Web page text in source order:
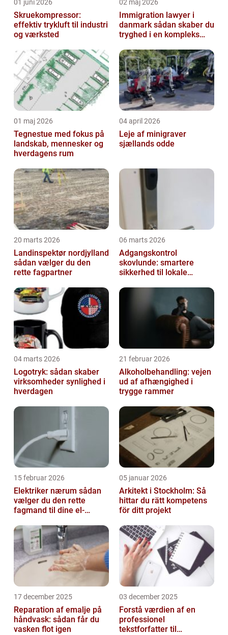
01 juni 2026
Skruekompressor:
effektiv trykluft til industri
og værksted
02 maj 2026
Immigration lawyer i
danmark sådan skaber du
tryghed i en kompleks
01 maj 2026
Tegnestue med fokus på
landskab, mennesker og
hverdagens rum
04 april 2026
Leje af minigraver
sjællands odde
20 marts 2026
Landinspektør nordjylland
sådan vælger du den
rette fagpartner
06 marts 2026
Adgangskontrol
skovlunde: smartere
sikkerhed til lokale
04 marts 2026
Logotryk: sådan skaber
virksomheder synlighed i
hverdagen
21 februar 2026
Alkoholbehandling: vejen
ud af afhængighed i
trygge rammer
15 februar 2026
Elektriker nærum sådan
vælger du den rette
fagmand til dine el-
05 januar 2026
Arkitekt i Stockholm: Så
hittar du rätt kompetens
för ditt projekt
17 december 2025
Reparation af emalje på
håndvask: sådan får du
vasken flot igen
03 december 2025
Forstå værdien af en
professionel
tekstforfatter til